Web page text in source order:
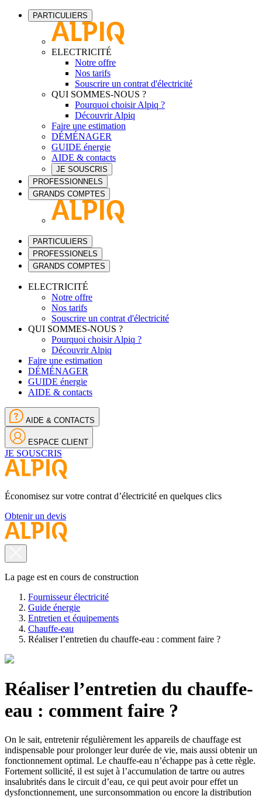
PARTICULIERS
ELECTRICITÉ
Notre offre
Nos tarifs
Souscrire un contrat d'électricité
QUI SOMMES-NOUS ?
Pourquoi choisir Alpiq ?
Découvrir Alpiq
Faire une estimation
DÉMÉNAGER
GUIDE énergie
AIDE & contacts
JE SOUSCRIS
PROFESSIONNELS
GRANDS COMPTES
PARTICULIERS
PROFESSIONELS
GRANDS COMPTES
ELECTRICITÉ
Notre offre
Nos tarifs
Souscrire un contrat d'électricité
QUI SOMMES-NOUS ?
Pourquoi choisir Alpiq ?
Découvrir Alpiq
Faire une estimation
DÉMÉNAGER
GUIDE énergie
AIDE & contacts
AIDE & CONTACTS
ESPACE CLIENT
JE SOUSCRIS
Économisez sur votre contrat d’électricité en quelques clics
Obtenir un devis
La page est en cours de construction
Fournisseur électricité
Guide énergie
Entretien et équipements
Chauffe-eau
Réaliser l’entretien du chauffe-eau : comment faire ?
Réaliser l’entretien du chauffe-
eau : comment faire ?
On le sait, entretenir régulièrement les appareils de chauffage est
indispensable pour prolonger leur durée de vie, mais aussi obtenir un
fonctionnement optimal. Le chauffe-eau n’échappe pas à cette règle.
Fortement sollicité, il est sujet à l’accumulation de tartre ou autres
insalubrités dans le circuit d’eau, ce qui peut avoir pour effet un
dysfonctionnement, une surconsommation ou encore la distribution